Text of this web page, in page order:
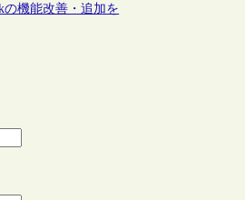
の機能改善・追加を